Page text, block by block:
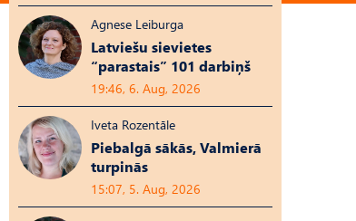
Agnese Leiburga
Latviešu sievietes
“parastais” 101 darbiņš
19:46, 6. Aug, 2026
Iveta Rozentāle
Piebalgā sākās, Valmierā
turpinās
15:07, 5. Aug, 2026